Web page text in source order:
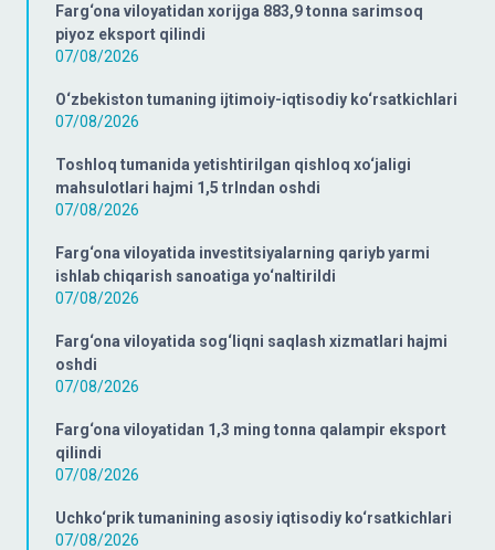
Farg‘ona viloyatidan xorijga 883,9 tonna sarimsoq
piyoz eksport qilindi
07/08/2026
O‘zbekiston tumaning ijtimoiy-iqtisodiy ko‘rsatkichlari
07/08/2026
Toshloq tumanida yetishtirilgan qishloq xo‘jaligi
mahsulotlari hajmi 1,5 trlndan oshdi
07/08/2026
Farg‘ona viloyatida investitsiyalarning qariyb yarmi
ishlab chiqarish sanoatiga yo‘naltirildi
07/08/2026
Farg‘ona viloyatida sog‘liqni saqlash xizmatlari hajmi
oshdi
07/08/2026
Farg‘ona viloyatidan 1,3 ming tonna qalampir eksport
qilindi
07/08/2026
Uchko‘prik tumanining asosiy iqtisodiy ko‘rsatkichlari
07/08/2026